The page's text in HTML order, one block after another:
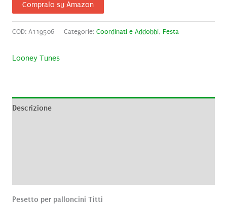
Compralo su Amazon
COD: A119506 Categorie: Coordinati e Addobbi, Festa
Looney Tunes
Descrizione
Pesetto per palloncini Titti